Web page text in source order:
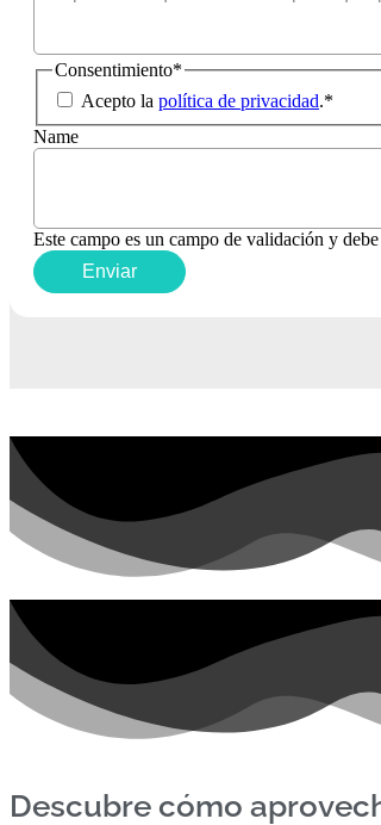
Consentimiento*
Acepto la política de privacidad.*
Name
Este campo es un campo de validación y
Descubre cómo